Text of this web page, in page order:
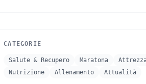
CATEGORIE
Salute & Recupero Maratona
Nutrizione
Allenamento Attualità